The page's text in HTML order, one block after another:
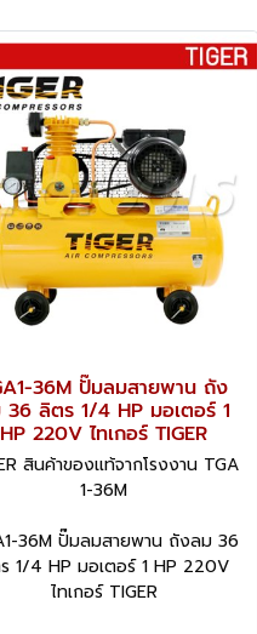
36M ปั๊มลมสายพาน ถัง
36 ลิตร 1/4 HP มอเตอร์ 1
HP 220V ไทเกอร์ TIGER
สินค้าของแท้จากโรงงาน TGA
1-36M
36M ปั๊มลมสายพาน ถังลม 36
1/4 HP มอเตอร์ 1 HP 220V
ไทเกอร์ TIGER